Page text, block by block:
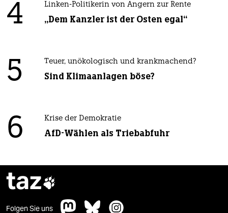
4 Linken-Politikerin von Angern zur Rente
„Dem Kanzler ist der Osten egal“
5 Teuer, unökologisch und krankmachend?
Sind Klimaanlagen böse?
6 Krise der Demokratie
AfD-Wählen als Triebabfuhr
taz
Folgen Sie uns